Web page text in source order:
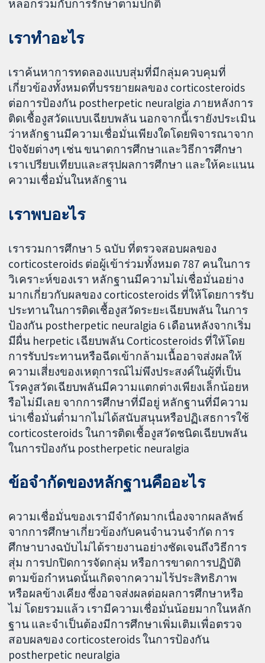
หลอกร่วมกับการรักษาตามปกติ
เราทำอะไร
เราค้นหาการทดลองแบบสุ่มที่มีกลุ่มควบคุมที่
เกี่ยวข้องทั้งหมดที่บรรยายผลของ corticosteroids
ต่อการป้องกัน postherpetic neuralgia ภายหลังการ
ติดเชื้องูสวัดแบบเฉียบพลัน นอกจากนี้เรายังประเมิน
ว่าหลักฐานมีความเชื่อมั่นเพียงใดโดยพิจารณาจาก
ปัจจัยต่างๆ เช่น ขนาดการศึกษาและวิธีการศึกษา
เราเปรียบเทียบและสรุปผลการศึกษา และให้คะแนน
ความเชื่อมั่นในหลักฐาน
เราพบอะไร
เรารวมการศึกษา 5 ฉบับ ที่ตรวจสอบผลของ
corticosteroids ต่อผู้เข้าร่วมทั้งหมด 787 คนในการ
วิเคราะห์ของเรา หลักฐานมีความไม่เชื่อมั่นอย่าง
มากเกี่ยวกับผลของ corticosteroids ที่ให้โดยการรับ
ประทานในการติดเชื้องูสวัดระยะเฉียบพลัน ในการ
ป้องกัน postherpetic neuralgia 6 เดือนหลังจากเริ่ม
มีผื่น herpetic เฉียบพลัน Corticosteroids ที่ให้โดย
การรับประทานหรือฉีดเข้ากล้ามเนื้ออาจส่งผลให้
ความเสี่ยงของเหตุการณ์ไม่พึงประสงค์ในผู้ที่เป็น
โรคงูสวัดเฉียบพลันมีความแตกต่างเพียงเล็กน้อยห
รือไม่มีเลย จากการศึกษาที่มีอยู่ หลักฐานที่มีความ
น่าเชื่อมั่นต่ำมากไม่ได้สนับสนุนหรือปฏิเสธการใช้
corticosteroids ในการติดเชื้องูสวัดชนิดเฉียบพลัน
ในการป้องกัน postherpetic neuralgia
ข้อจำกัดของหลักฐานคืออะไร
ความเชื่อมั่นของเรามีจำกัดมากเนื่องจากผลลัพธ์
จากการศึกษาเกี่ยวข้องกับคนจำนวนจำกัด การ
ศึกษาบางฉบับไม่ได้รายงานอย่างชัดเจนถึงวิธีการ
สุ่ม การปกปิดการจัดกลุ่ม หรือการขาดการปฏิบัติ
ตามข้อกำหนดนั้นเกิดจากความไร้ประสิทธิภาพ
หรือผลข้างเคียง ซึ่งอาจส่งผลต่อผลการศึกษาหรือ
ไม่ โดยรวมแล้ว เรามีความเชื่อมั่นน้อยมากในหลัก
ฐาน และจำเป็นต้องมีการศึกษาเพิ่มเติมเพื่อตรวจ
สอบผลของ corticosteroids ในการป้องกัน
postherpetic neuralgia